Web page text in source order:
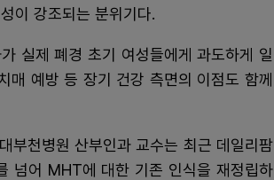
이 강조되는 분위기다.
실제 폐경 초기 여성들에게 과도하게 일
매 예방 등 장기 건강 측면의 이점도 함께
부천병원 산부인과 교수는 최근 데일리팜
넘어 MHT에 대한 기존 인식을 재정립하